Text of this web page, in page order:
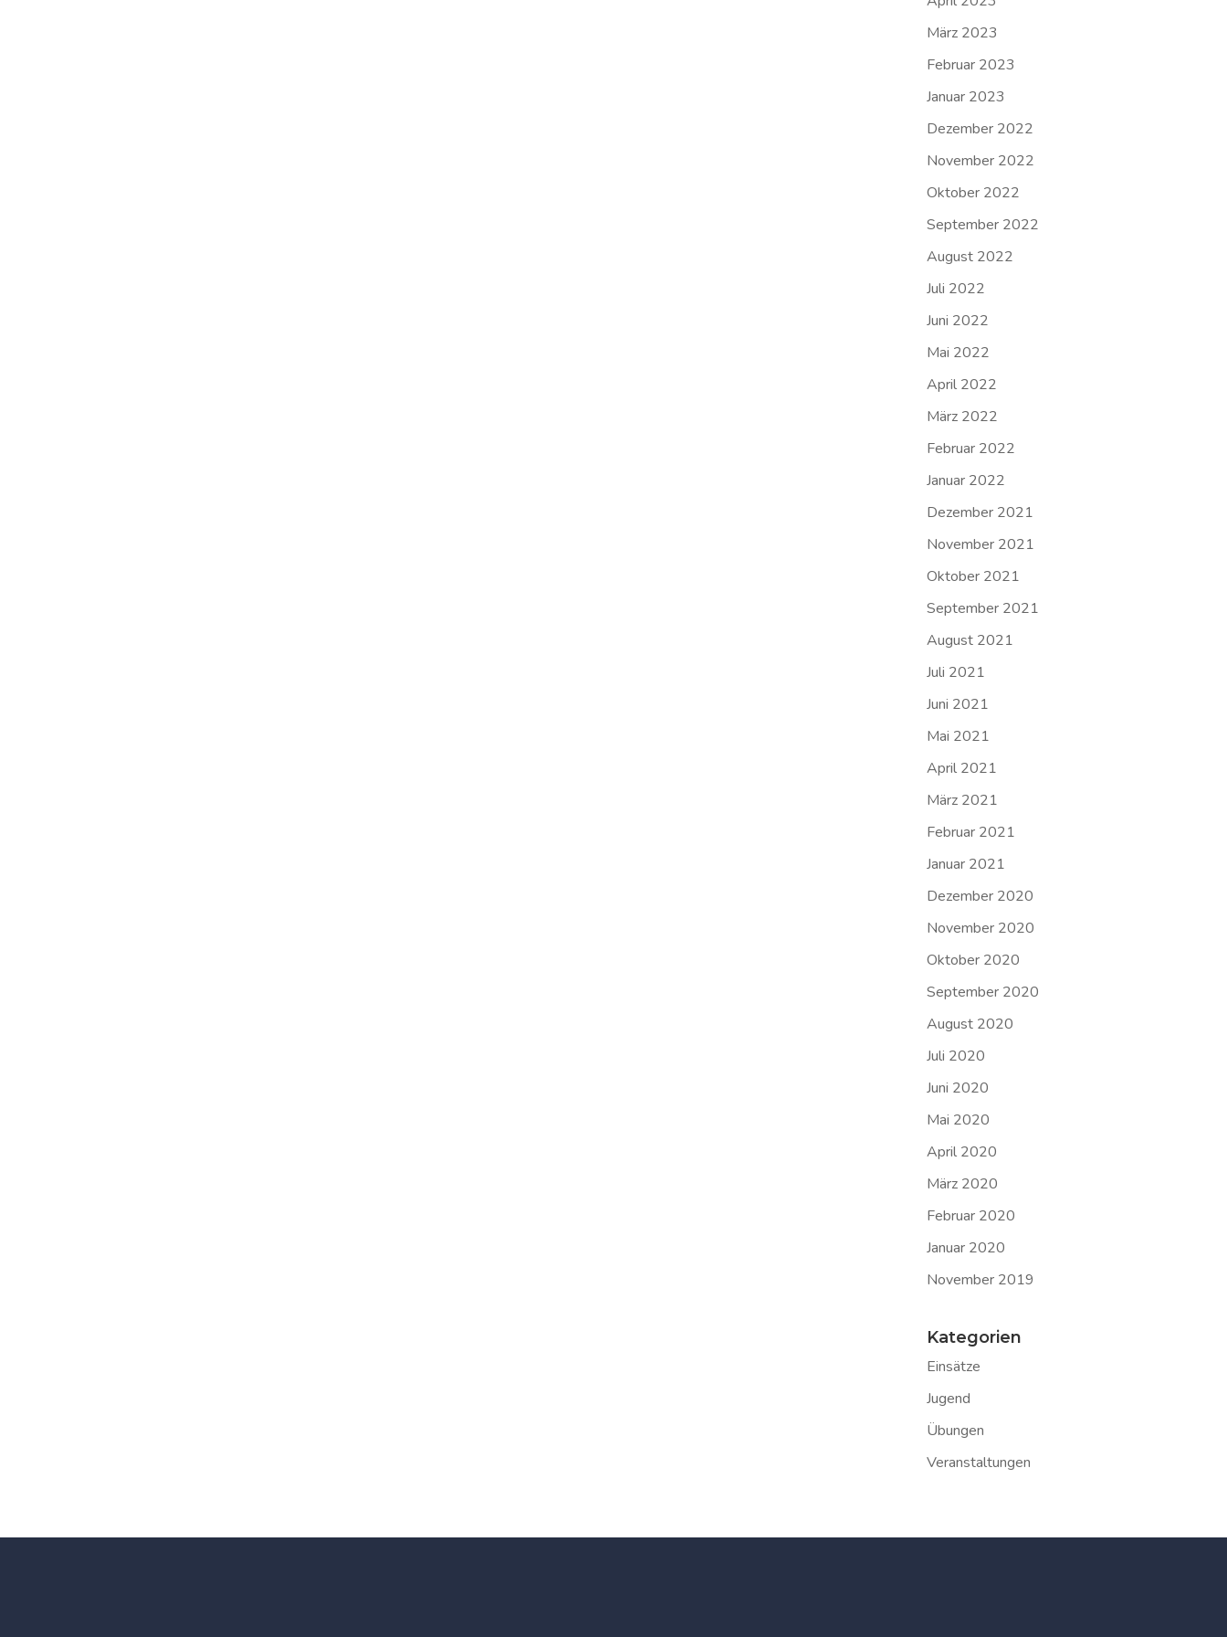
März 2023
Februar 2023
Januar 2023
Dezember 2022
November 2022
Oktober 2022
September 2022
August 2022
Juli 2022
Juni 2022
Mai 2022
April 2022
März 2022
Februar 2022
Januar 2022
Dezember 2021
November 2021
Oktober 2021
September 2021
August 2021
Juli 2021
Juni 2021
Mai 2021
April 2021
März 2021
Februar 2021
Januar 2021
Dezember 2020
November 2020
Oktober 2020
September 2020
August 2020
Juli 2020
Juni 2020
Mai 2020
April 2020
März 2020
Februar 2020
Januar 2020
November 2019
Kategorien
Einsätze
Jugend
Übungen
Veranstaltungen